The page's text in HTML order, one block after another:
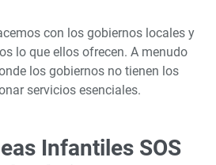
con los gobiernos locales y
lo que ellos ofrecen. A menudo
los gobiernos no tienen los
servicios esenciales.
Infantiles SOS